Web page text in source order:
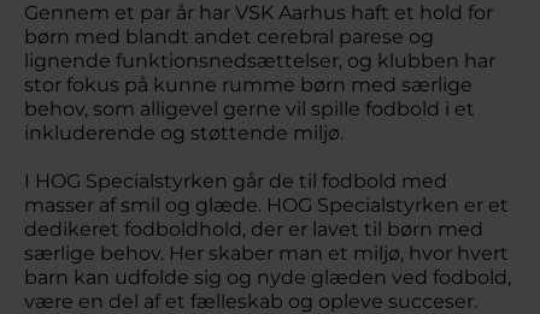
Gennem et par år har VSK Aarhus haft et hold for
børn med blandt andet cerebral parese og
lignende funktionsnedsættelser, og klubben har
stor fokus på kunne rumme børn med særlige
behov, som alligevel gerne vil spille fodbold i et
inkluderende og støttende miljø.
I HOG Specialstyrken går de til fodbold med
masser af smil og glæde. HOG Specialstyrken er et
dedikeret fodboldhold, der er lavet til børn med
særlige behov. Her skaber man et miljø, hvor hvert
barn kan udfolde sig og nyde glæden ved fodbold,
være en del af et fælleskab og opleve succeser.